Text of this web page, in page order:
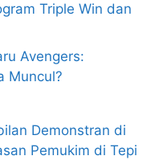
Triple Win dan
Avengers:
Muncul?
Demonstran di
Pemukim di Tepi